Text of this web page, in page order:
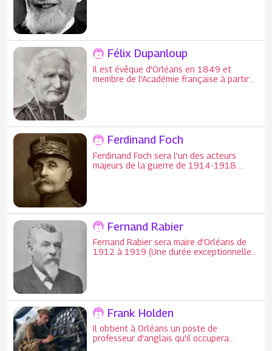
Félix Dupanloup
Il est évêque d'Orléans en 1849 et
membre de l'Académie française à partir
Ferdinand Foch
Ferdinand Foch sera l'un des acteurs
majeurs de la guerre de 1914-1918.
Fernand Rabier
Fernand Rabier sera maire d'Orléans de
1912 à 1919 (Une durée exceptionnelle
Frank Holden
Il obtient à Orléans un poste de
professeur d'anglais qu'il occupera